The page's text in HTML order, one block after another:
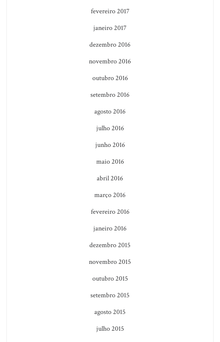
fevereiro 2017
janeiro 2017
dezembro 2016
novembro 2016
outubro 2016
setembro 2016
agosto 2016
julho 2016
junho 2016
maio 2016
abril 2016
março 2016
fevereiro 2016
janeiro 2016
dezembro 2015
novembro 2015
outubro 2015
setembro 2015
agosto 2015
julho 2015